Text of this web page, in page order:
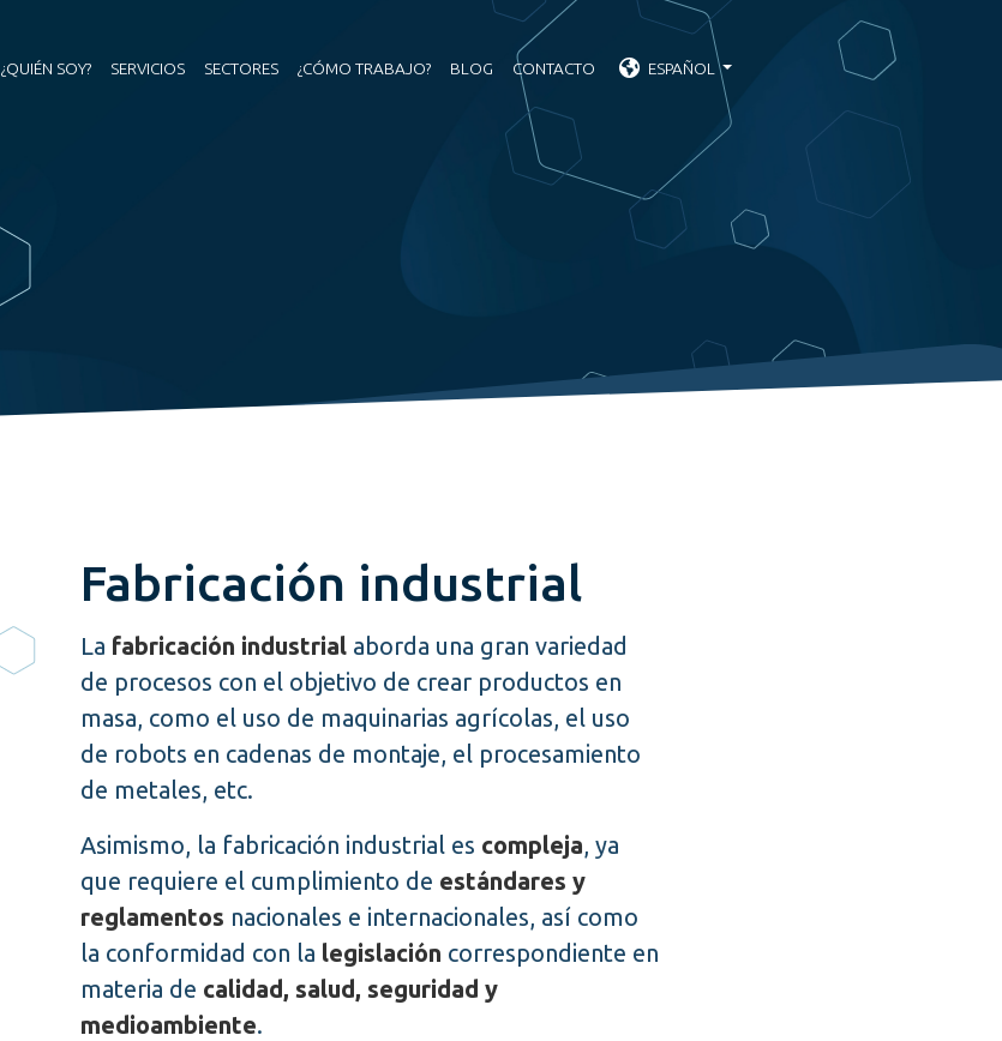
¿QUIÉN SOY? SERVICIOS SECTORES ¿CÓMO TRABAJO? BLOG CONTACTO ESPAÑOL
Fabricación industrial
La fabricación industrial aborda una gran variedad
de procesos con el objetivo de crear productos en
masa, como el uso de maquinarias agrícolas, el uso
de robots en cadenas de montaje, el procesamiento
de metales, etc.
Asimismo, la fabricación industrial es compleja, ya
que requiere el cumplimiento de estándares y
reglamentos nacionales e internacionales, así como
la conformidad con la legislación correspondiente en
materia de calidad, salud, seguridad y
medioambiente.